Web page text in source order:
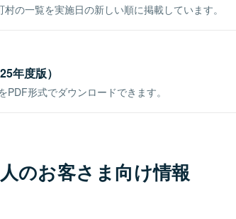
の一覧を実施日の新しい順に掲載しています。
年度版）
形式でダウンロードできます。
のお客さま向け情報